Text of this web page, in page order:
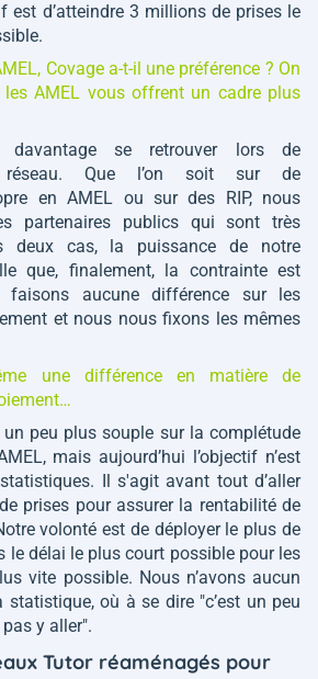
est d’atteindre 3 millions de prises le
Covage a-t-il une préférence ? On
les AMEL vous offrent un cadre plus
davantage se retrouver lors de
réseau. Que l’on soit sur de
en AMEL ou sur des RIP, nous
partenaires publics qui sont très
deux cas, la puissance de notre
que, finalement, la contrainte est
faisons aucune différence sur les
et nous nous fixons les mêmes
une différence en matière de
peu plus souple sur la complétude
mais aujourd’hui l’objectif n’est
Il s'agit avant tout d’aller
prises pour assurer la rentabilité de
volonté est de déployer le plus de
le délai le plus court possible pour les
vite possible. Nous n’avons aucun
où à se dire "c’est un peu
y aller".
Tutor réaménagés pour